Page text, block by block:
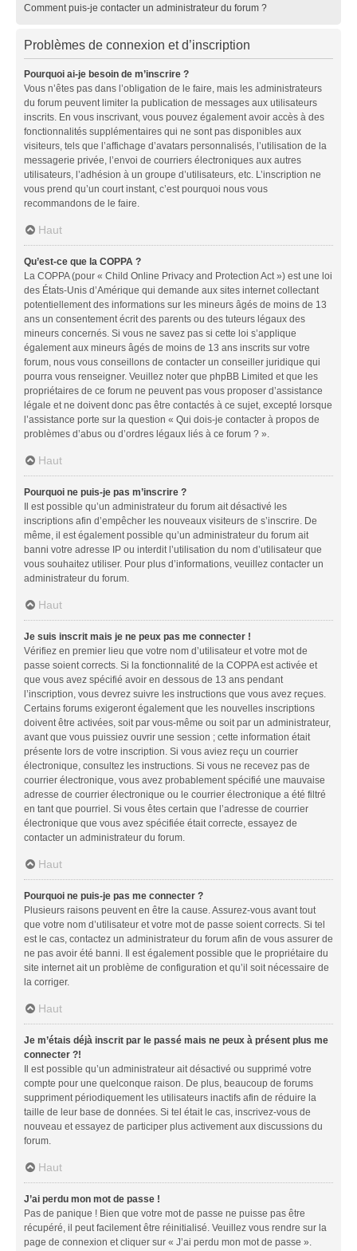
Comment puis-je contacter un administrateur du forum ?
Problèmes de connexion et d’inscription
Pourquoi ai-je besoin de m’inscrire ?
Vous n’êtes pas dans l’obligation de le faire, mais les administrateurs
du forum peuvent limiter la publication de messages aux utilisateurs
inscrits. En vous inscrivant, vous pouvez également avoir accès à des
fonctionnalités supplémentaires qui ne sont pas disponibles aux
visiteurs, tels que l’affichage d’avatars personnalisés, l’utilisation de la
messagerie privée, l’envoi de courriers électroniques aux autres
utilisateurs, l’adhésion à un groupe d’utilisateurs, etc. L’inscription ne
vous prend qu’un court instant, c’est pourquoi nous vous
recommandons de le faire.
Haut
Qu’est-ce que la COPPA ?
La COPPA (pour « Child Online Privacy and Protection Act ») est une loi
des États-Unis d’Amérique qui demande aux sites internet collectant
potentiellement des informations sur les mineurs âgés de moins de 13
ans un consentement écrit des parents ou des tuteurs légaux des
mineurs concernés. Si vous ne savez pas si cette loi s’applique
également aux mineurs âgés de moins de 13 ans inscrits sur votre
forum, nous vous conseillons de contacter un conseiller juridique qui
pourra vous renseigner. Veuillez noter que phpBB Limited et que les
propriétaires de ce forum ne peuvent pas vous proposer d’assistance
légale et ne doivent donc pas être contactés à ce sujet, excepté lorsque
l’assistance porte sur la question « Qui dois-je contacter à propos de
problèmes d’abus ou d’ordres légaux liés à ce forum ? ».
Haut
Pourquoi ne puis-je pas m’inscrire ?
Il est possible qu’un administrateur du forum ait désactivé les
inscriptions afin d’empêcher les nouveaux visiteurs de s’inscrire. De
même, il est également possible qu’un administrateur du forum ait
banni votre adresse IP ou interdit l’utilisation du nom d’utilisateur que
vous souhaitez utiliser. Pour plus d’informations, veuillez contacter un
administrateur du forum.
Haut
Je suis inscrit mais je ne peux pas me connecter !
Vérifiez en premier lieu que votre nom d’utilisateur et votre mot de
passe soient corrects. Si la fonctionnalité de la COPPA est activée et
que vous avez spécifié avoir en dessous de 13 ans pendant
l’inscription, vous devrez suivre les instructions que vous avez reçues.
Certains forums exigeront également que les nouvelles inscriptions
doivent être activées, soit par vous-même ou soit par un administrateur,
avant que vous puissiez ouvrir une session ; cette information était
présente lors de votre inscription. Si vous aviez reçu un courrier
électronique, consultez les instructions. Si vous ne recevez pas de
courrier électronique, vous avez probablement spécifié une mauvaise
adresse de courrier électronique ou le courrier électronique a été filtré
en tant que pourriel. Si vous êtes certain que l’adresse de courrier
électronique que vous avez spécifiée était correcte, essayez de
contacter un administrateur du forum.
Haut
Pourquoi ne puis-je pas me connecter ?
Plusieurs raisons peuvent en être la cause. Assurez-vous avant tout
que votre nom d’utilisateur et votre mot de passe soient corrects. Si tel
est le cas, contactez un administrateur du forum afin de vous assurer de
ne pas avoir été banni. Il est également possible que le propriétaire du
site internet ait un problème de configuration et qu’il soit nécessaire de
la corriger.
Haut
Je m’étais déjà inscrit par le passé mais ne peux à présent plus me
connecter ?!
Il est possible qu’un administrateur ait désactivé ou supprimé votre
compte pour une quelconque raison. De plus, beaucoup de forums
suppriment périodiquement les utilisateurs inactifs afin de réduire la
taille de leur base de données. Si tel était le cas, inscrivez-vous de
nouveau et essayez de participer plus activement aux discussions du
forum.
Haut
J’ai perdu mon mot de passe !
Pas de panique ! Bien que votre mot de passe ne puisse pas être
récupéré, il peut facilement être réinitialisé. Veuillez vous rendre sur la
page de connexion et cliquer sur « J’ai perdu mon mot de passe ».